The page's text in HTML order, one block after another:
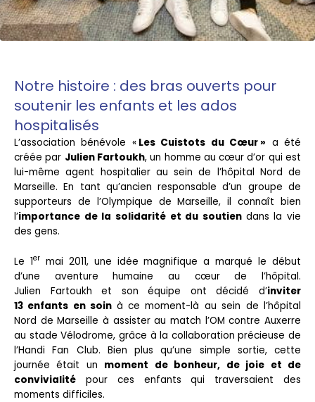
Notre histoire : des bras ouverts pour
soutenir les enfants et les ados
hospitalisés
L’association bénévole « Les Cuistots du Cœur » a été
créée par Julien Fartoukh, un homme au cœur d’or qui est
lui-même agent hospitalier au sein de l’hôpital Nord de
Marseille. En tant qu’ancien responsable d’un groupe de
supporteurs de l’Olympique de Marseille, il connaît bien
l’importance de la solidarité et du soutien dans la vie
des gens.
Le 1ermai 2011, une idée magnifique a marqué le début
d’une aventure humaine au cœur de l’hôpital.
Julien Fartoukh et son équipe ont décidé d’inviter
13 enfants en soin à ce moment-là au sein de l’hôpital
Nord de Marseille à assister au match l’OM contre Auxerre
au stade Vélodrome, grâce à la collaboration précieuse de
l’Handi Fan Club. Bien plus qu’une simple sortie, cette
journée était un moment de bonheur, de joie et de
convivialité pour ces enfants qui traversaient des
moments difficiles.